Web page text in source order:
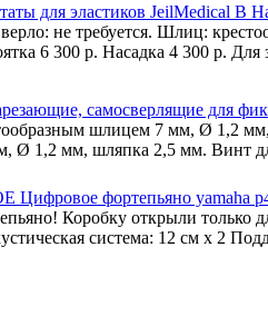
для эластиков JeilMedical В
не требуется. Шлиц:
6 300 р. Насадка 4 300 р.
самосверлящие для
шлицем 7 мм, Ø 1,2
Ø 1,2 мм, шляпка 2,5 мм. Винт
фортепьяно yamaha
Коробку открыли только
система: 12 см x 2